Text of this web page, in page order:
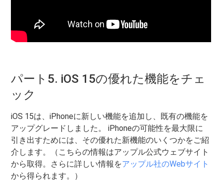
パート5. iOS 15の優れた機能をチェ
ック
iOS 15は、iPhoneに新しい機能を追加し、既有の機能を
アップグレードしました。 iPhoneの可能性を最大限に
引き出すためには、その優れた新機能のいくつかをご紹
介します。（こちらの情報はアップル公式ウェブサイト
から取得。さらに詳しい情報をアップル社のWebサイト
から得られます。）